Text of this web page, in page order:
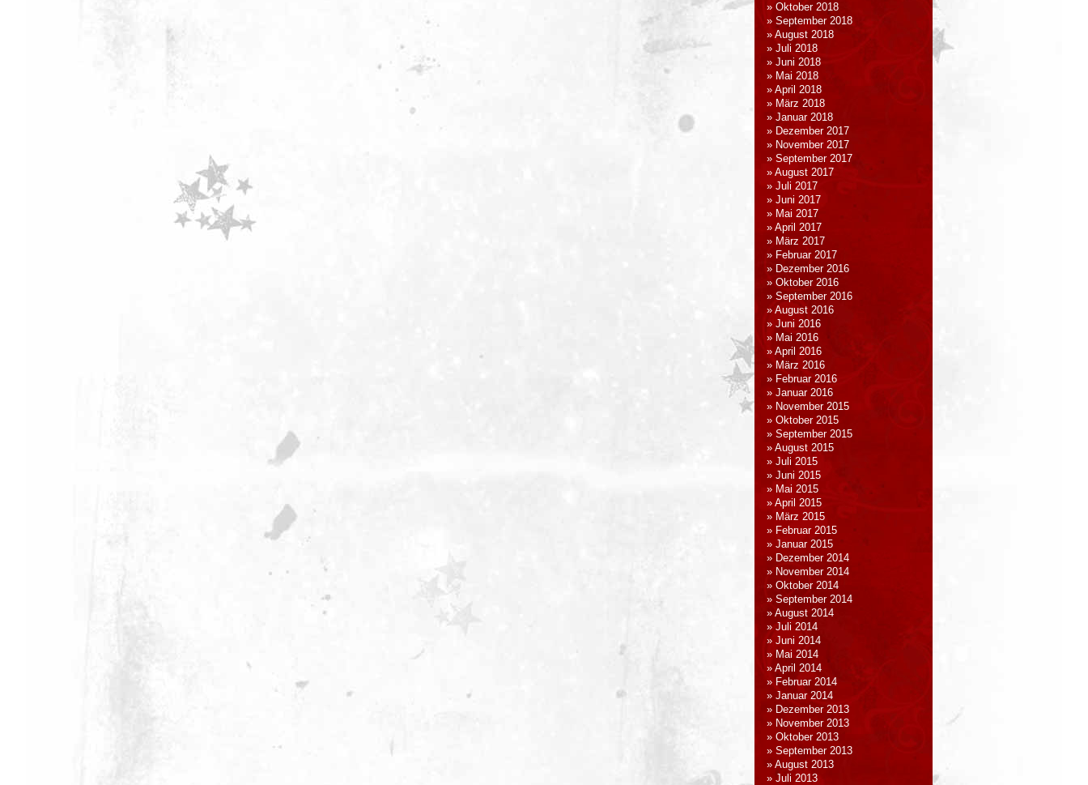
Oktober 2018
September 2018
August 2018
Juli 2018
Juni 2018
Mai 2018
April 2018
März 2018
Januar 2018
Dezember 2017
November 2017
September 2017
August 2017
Juli 2017
Juni 2017
Mai 2017
April 2017
März 2017
Februar 2017
Dezember 2016
Oktober 2016
September 2016
August 2016
Juni 2016
Mai 2016
April 2016
März 2016
Februar 2016
Januar 2016
November 2015
Oktober 2015
September 2015
August 2015
Juli 2015
Juni 2015
Mai 2015
April 2015
März 2015
Februar 2015
Januar 2015
Dezember 2014
November 2014
Oktober 2014
September 2014
August 2014
Juli 2014
Juni 2014
Mai 2014
April 2014
Februar 2014
Januar 2014
Dezember 2013
November 2013
Oktober 2013
September 2013
August 2013
Juli 2013